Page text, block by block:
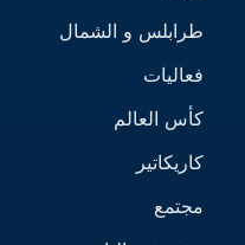
طرابلس و الشمال
فعاليات
كأس العالم
كاريكاتير
مجتمع